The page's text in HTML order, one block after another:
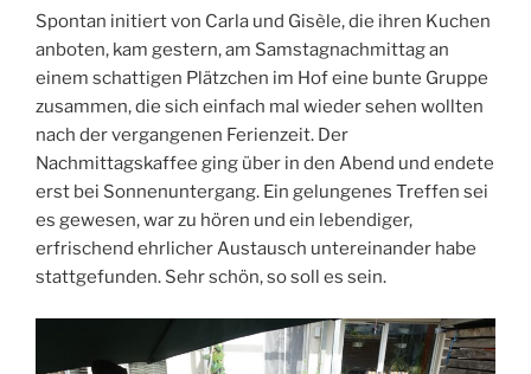
Spontan initiert von Carla und Gisèle, die ihren Kuchen
anboten, kam gestern, am Samstagnachmittag an
einem schattigen Plätzchen im Hof eine bunte Gruppe
zusammen, die sich einfach mal wieder sehen wollten
nach der vergangenen Ferienzeit. Der
Nachmittagskaffee ging über in den Abend und endete
erst bei Sonnenuntergang. Ein gelungenes Treffen sei
es gewesen, war zu hören und ein lebendiger,
erfrischend ehrlicher Austausch untereinander habe
stattgefunden. Sehr schön, so soll es sein.